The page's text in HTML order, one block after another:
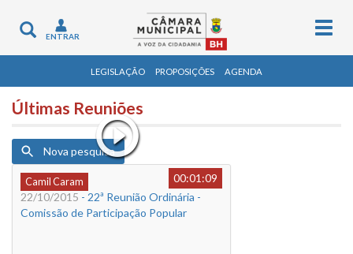
Toggle
navigation
ENTRAR
LEGISLAÇÃO PROPOSIÇÕES AGENDA
Últimas Reuniões
Nova pesquisa
Camil Caram
00:01:09
22/10/2015 - 22ª Reunião Ordinária -
Comissão de Participação Popular